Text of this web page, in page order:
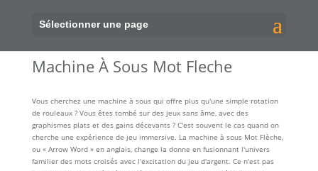
Sélectionner une page
Machine À Sous Mot Fleche
Vous cherchez une machine à sous qui offre plus qu'une simple rotation
de rouleaux ? Vous êtes tombé sur des jeux sans âme, avec des
graphismes plats et des gains décevants ? C'est souvent le cas quand on
cherche une expérience de jeu immersive. La machine à sous Mot Flèche,
ou « Arrow Word » en anglais, change la donne en fusionnant l'univers
familier des mots croisés avec l'excitation du jeu d'argent. Ce n'est pas